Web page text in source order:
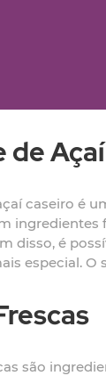
de
caseiro é
ingredientes
disso, é
especial. O
são